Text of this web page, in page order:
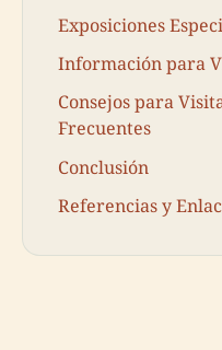
Exposiciones
Información para
Consejos para
Frecuentes
Conclusión
Referencias y